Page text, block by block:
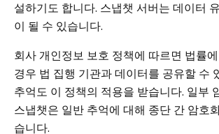
설하기도 합니다. 스냅챗 서버는 데이터
이 될 수 있습니다.
회사 개인정보 보호 정책에 따르면 법률
경우 법 집행 기관과 데이터를 공유할 수
추억도 이 정책의 적용을 받습니다. 일부
스냅챗은 일반 추억에 대해 종단 간 암호
습니다.